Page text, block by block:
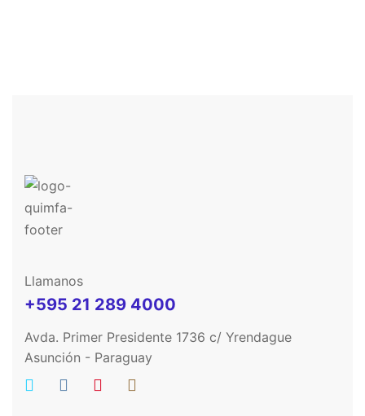
Llamanos
+595 21 289 4000
Avda. Primer Presidente 1736 c/ Yrendague
Asunción - Paraguay